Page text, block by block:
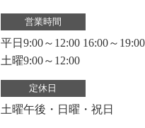
営業時間
平日9:00～12:00 16:00～19:00
土曜9:00～12:00
定休日
土曜午後・日曜・祝日